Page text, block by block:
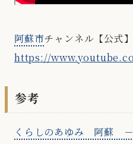
阿蘇市チャンネル【公式】
https://
参考
くらしのあゆみ 阿蘇 －